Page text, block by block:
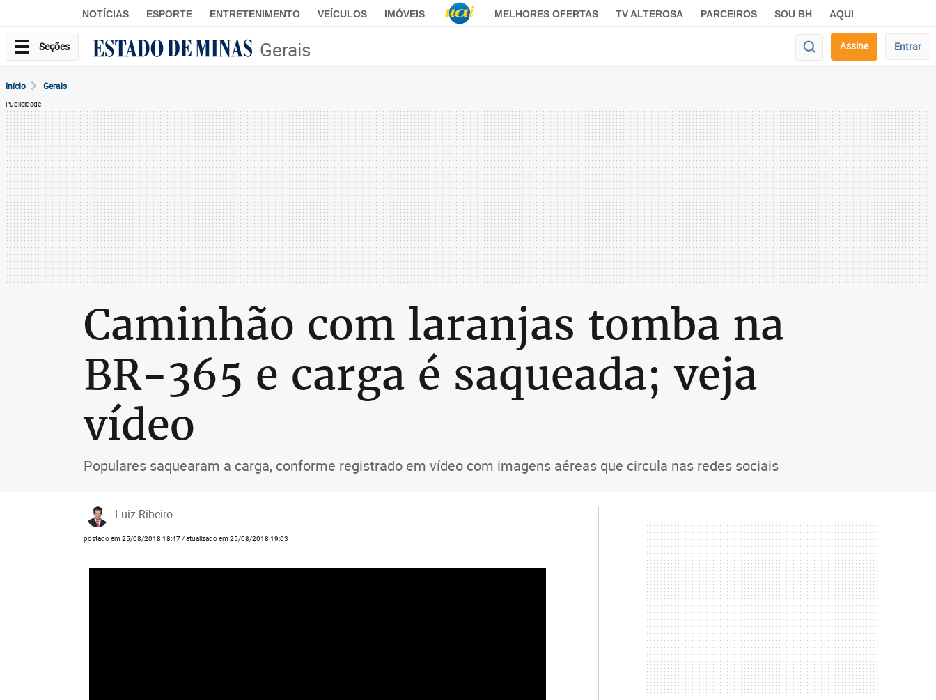
NOTÍCIAS ESPORTE ENTRETENIMENTO VEÍCULOS IMÓVEIS MELHORES OFERTAS TV ALTEROSA PARCEIROS SOU BH AQUI
Seções Gerais Assine Entrar
Início Gerais
Publicidade
Caminhão com laranjas tomba na
BR-365 e carga é saqueada; veja
vídeo
Populares saquearam a carga, conforme registrado em vídeo com imagens aéreas que circula nas redes sociais
Luiz Ribeiro
postado em 25/08/2018 18:47 / atualizado em 25/08/2018 19:03